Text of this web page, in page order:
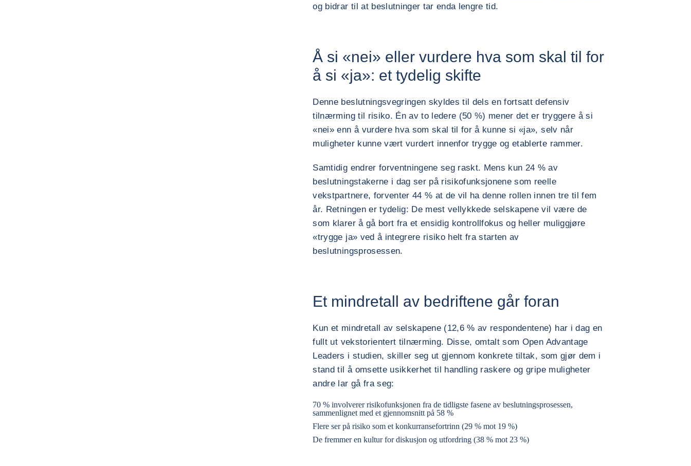
og bidrar til at beslutninger tar enda lengre tid.
Å si «nei» eller vurdere hva som skal til for
å si «ja»: et tydelig skifte
Denne beslutningsvegringen skyldes til dels en fortsatt defensiv
tilnærming til risiko. Én av to ledere (50 %) mener det er tryggere å si
«nei» enn å vurdere hva som skal til for å kunne si «ja», selv når
muligheter kunne vært vurdert innenfor trygge og etablerte rammer.
Samtidig endrer forventningene seg raskt. Mens kun 24 % av
beslutningstakerne i dag ser på risikofunksjonene som reelle
vekstpartnere, forventer 44 % at de vil ha denne rollen innen tre til fem
år. Retningen er tydelig: De mest vellykkede selskapene vil være de
som klarer å gå bort fra et ensidig kontrollfokus og heller muliggjøre
«trygge ja» ved å integrere risiko helt fra starten av
beslutningsprosessen.
Et mindretall av bedriftene går foran
Kun et mindretall av selskapene (12,6 % av respondentene) har i dag en
fullt ut vekstorientert tilnærming. Disse, omtalt som Open Advantage
Leaders i studien, skiller seg ut gjennom konkrete tiltak, som gjør dem i
stand til å omsette usikkerhet til handling raskere og gripe muligheter
andre lar gå fra seg:
70 % involverer risikofunksjonen fra de tidligste fasene av beslutningsprosessen,
sammenlignet med et gjennomsnitt på 58 %
Flere ser på risiko som et konkurransefortrinn (29 % mot 19 %)
De fremmer en kultur for diskusjon og utfordring (38 % mot 23 %)